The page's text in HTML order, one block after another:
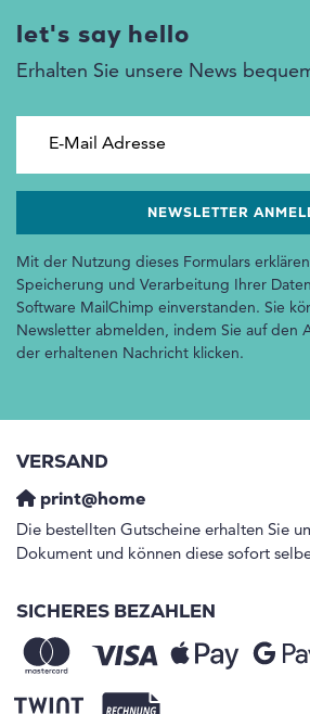
let's say hello
Erhalten Sie unsere News
Mit der Nutzung dieses Formulars
Speicherung und Verarbeitung Ihrer
Software MailChimp einverstanden. Sie
Newsletter abmelden, indem Sie auf den
der erhaltenen Nachricht klicken.
VERSAND
print@home
Die bestellten Gutscheine erhalten Sie
Dokument und können diese sofort
SICHERES BEZAHLEN